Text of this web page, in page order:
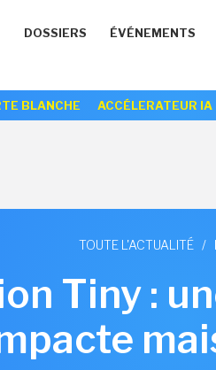
DOSSIERS ÉVÉNEMENTS
BLANCHE ACCÉLERATEUR IA
TOUTE L'ACTUALITÉ /
Tiny :